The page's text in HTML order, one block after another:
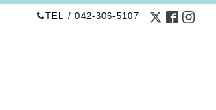
TEL / 042-306-5107